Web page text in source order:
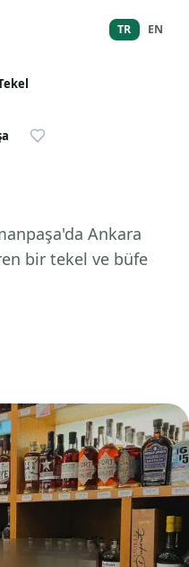
TR EN
Ankara
bir tekel ve büfe